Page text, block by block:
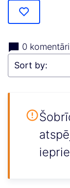
0 komentāri